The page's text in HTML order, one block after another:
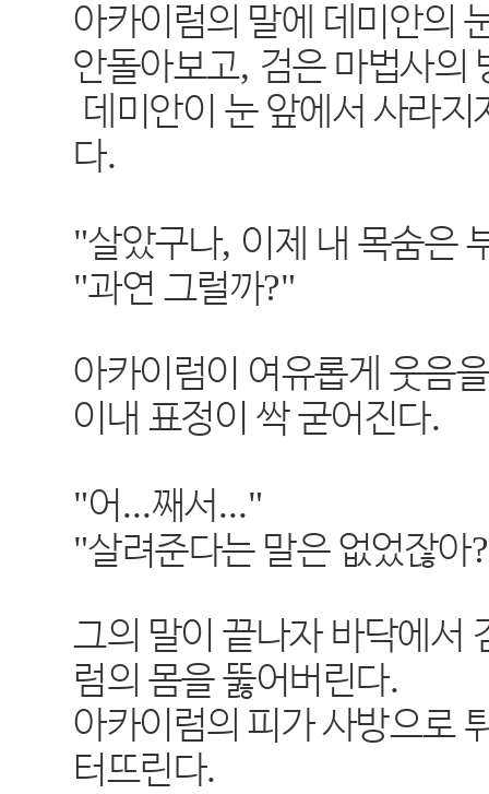
아카이럼의 말에 데미안의
안돌아보고, 검은 마법사의
데미안이 눈 앞에서 사라
다.
"살았구나, 이제 내 목숨은
"과연 그럴까?"
아카이럼이 여유롭게 웃음
이내 표정이 싹 굳어진다.
"어...째서..."
"살려준다는 말은 없었잖아
그의 말이 끝나자 바닥에서
럼의 몸을 뚫어버린다.
아카이럼의 피가 사방으로
터뜨린다.